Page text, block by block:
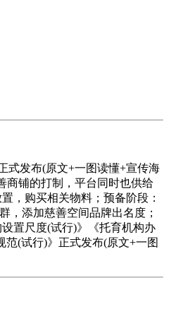
发布(原文+一图读懂+宣传海
商铺的打制，平台同时也供给
，购买相关物料；预备阶段：
，添加慈善空间品牌出名度；
置尺度(试行)》《托育机构办
(试行)》正式发布(原文+一图